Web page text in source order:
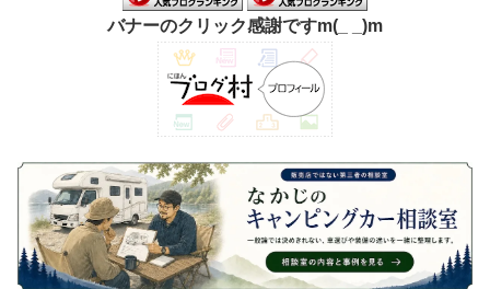
バナーのクリック感謝ですm(_ _)m